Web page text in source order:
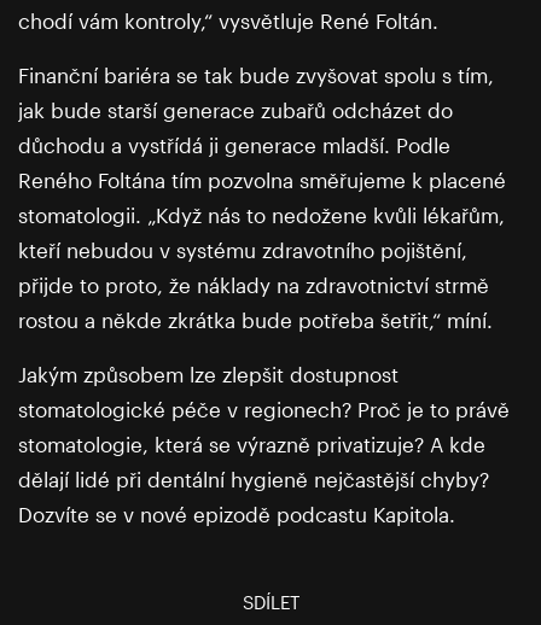
chodí vám kontroly,“ vysvětluje René Foltán.
Finanční bariéra se tak bude zvyšovat spolu s tím,
jak bude starší generace zubařů odcházet do
důchodu a vystřídá ji generace mladší. Podle
Reného Foltána tím pozvolna směřujeme k placené
stomatologii. „Když nás to nedožene kvůli lékařům,
kteří nebudou v systému zdravotního pojištění,
přijde to proto, že náklady na zdravotnictví strmě
rostou a někde zkrátka bude potřeba šetřit,“ míní.
Jakým způsobem lze zlepšit dostupnost
stomatologické péče v regionech? Proč je to právě
stomatologie, která se výrazně privatizuje? A kde
dělají lidé při dentální hygieně nejčastější chyby?
Dozvíte se v nové epizodě podcastu Kapitola.
SDÍLET